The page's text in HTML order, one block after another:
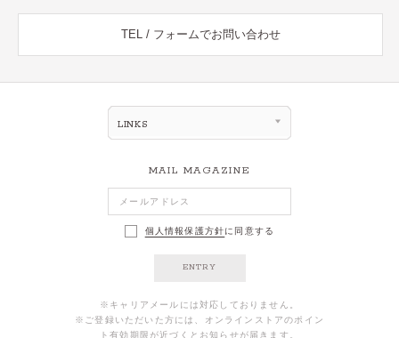
TEL / フォームでお問い合わせ
LINKS
MAIL MAGAZINE
個人情報保護方針に同意する
ENTRY
※キャリアメールには対応しておりません。
※ご登録いただいた方には、オンラインストアのポイン
ト有効期限が近づくとお知らせが届きます。